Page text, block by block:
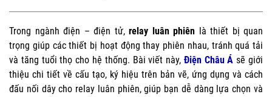
Trong ngành điện – điện tử, relay luân phiên là thiết bị quan
trọng giúp các thiết bị hoạt động thay phiên nhau, tránh quá tải
và tăng tuổi thọ cho hệ thống. Bài viết này, Điện Châu Á sẽ giới
thiệu chi tiết về cấu tạo, ký hiệu trên bản vẽ, ứng dụng và cách
đấu nối dây cho relay luân phiên, giúp bạn dễ dàng lựa chọn và